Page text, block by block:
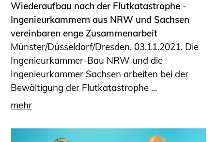
Wiederaufbau nach der Flutkatastrophe -
Ingenieurkammern aus NRW und Sachsen
vereinbaren enge Zusammenarbeit
Münster/Düsseldorf/Dresden, 03.11.2021. Die
Ingenieurkammer-Bau NRW und die
Ingenieurkammer Sachsen arbeiten bei der
Bewältigung der Flutkatastrophe ...
mehr